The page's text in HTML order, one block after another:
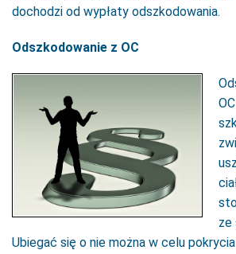
dochodzi od wypłaty odszkodowania.
Odszkodowanie z OC
ze
Ubiegać się o nie można w celu